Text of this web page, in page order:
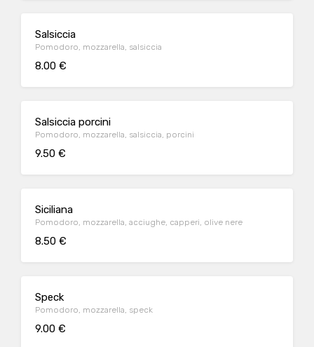
Salsiccia
Pomodoro, mozzarella, salsiccia
8.00 €
Salsiccia porcini
Pomodoro, mozzarella, salsiccia, porcini
9.50 €
Siciliana
Pomodoro, mozzarella, acciughe, capperi, olive nere
8.50 €
Speck
Pomodoro, mozzarella, speck
9.00 €